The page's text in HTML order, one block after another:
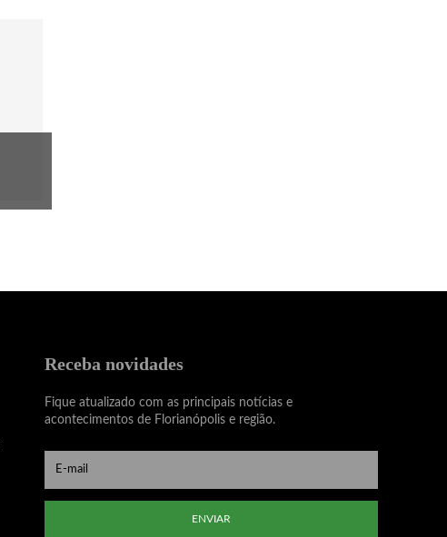
Receba novidades
Fique atualizado com as principais notícias e
acontecimentos de Florianópolis e região.
ENVIAR